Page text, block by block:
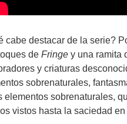
cabe destacar de la serie?
de Fringe y una ramita
y criaturas
sobrenaturales,
elementos sobrenaturales,
vistos hasta la saciedad